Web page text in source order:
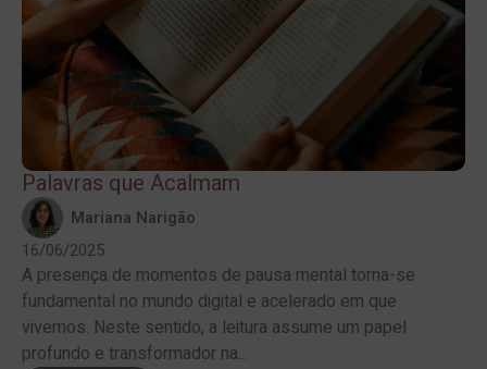
Palavras que Acalmam
Mariana Narigão
16/06/2025
A presença de momentos de pausa mental torna-se
fundamental no mundo digital e acelerado em que
vivemos. Neste sentido, a leitura assume um papel
profundo e transformador na...